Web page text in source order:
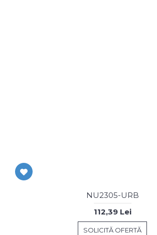
NU2305-URB
112,39 Lei
SOLICITĂ OFERTĂ